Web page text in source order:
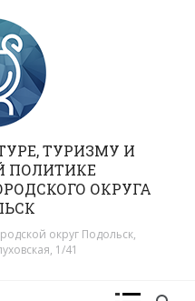
ТУРИЗМУ И
ПОЛИТИКЕ
ОКРУГА
округ Подольск,
1/41